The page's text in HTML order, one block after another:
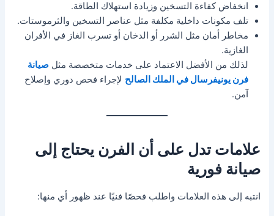
انخفاض كفاءة التسخين وزيادة استهلاك الطاقة.
تلف مكونات داخلية مكلفة مثل عناصر التسخين والثرموستات.
مخاطر أمان مثل الشرر أو الدخان أو تسرب الغاز في الأفران
الغازية.
لذلك من الأفضل الاعتماد على خدمات متخصصة مثلصيانة
فرن يونيفرسال في الملك الصالح لإجراء فحص دوري وإصلاح
آمن.
علامات تدل على أن الفرن يحتاج إلى
صيانة فورية
انتبه إلى هذه العلامات واطلب فحصًا فنيًا عند ظهور أي منها: